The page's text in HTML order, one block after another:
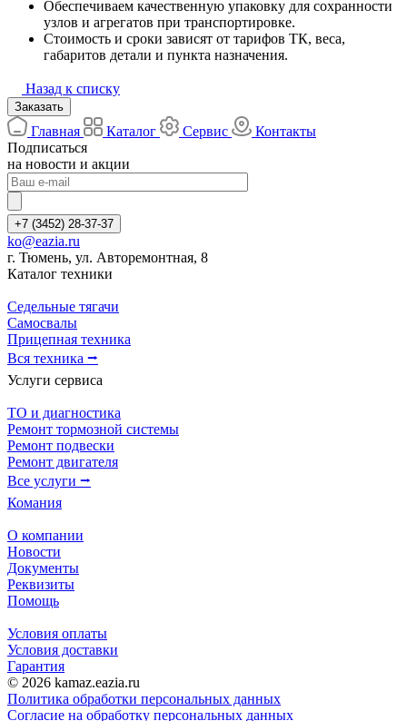
Обеспечиваем качественную упаковку для сохранности
узлов и агрегатов при транспортировке.
Стоимость и сроки зависят от тарифов ТК, веса,
габаритов детали и пункта назначения.
Назад к списку
Заказать
Главная Каталог Сервис
Контакты
Подписаться
на новости и акции
+7 (3452) 28-37-37
ko@eazia.ru
г. Тюмень, ул. Авторемонтная, 8
Каталог техники
Седельные тягачи
Самосвалы
Прицепная техника
Вся техника ⭢
Услуги сервиса
ТО и диагностика
Ремонт тормозной системы
Ремонт подвески
Ремонт двигателя
Все услуги ⭢
Комания
О компании
Новости
Документы
Реквизиты
Помощь
Условия оплаты
Условия доставки
Гарантия
© 2026 kamaz.eazia.ru
Политика обработки персональных данных
Согласие на обработку персональных данных